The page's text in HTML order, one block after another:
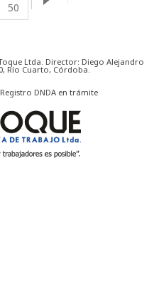
50
Ltda. Director: Diego Alejandro
Río Cuarto, Córdoba.
DNDA en trámite